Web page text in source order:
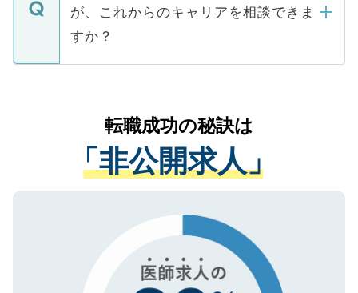
みを人材紹介会社に依頼するケースが増え
ています。
などで収集したご登録者様の個人情報は、
ご本人のキャリアアップおよび転職活動の
支援を目的に使用いたします。お預かりし
ているすべての個人データはご本人の許可
は、個人情報の取り扱いについての厳密な
管理基準を満たした事業者のみに付与され
る、プライバシーマークを取得済みです。
で、機密保持に関してもご安心ください。
が、これからのキャリアを相談できま
すか？
かがいして、現在の医療機関の状況や紹介
経験をまじえながら、適切なアドバイスを
させていただきます。すぐにご転職をされ
ない方には、長期的なサポートが可能です
ので、まずはご登録ください。
転職成功の秘訣は
「非公開求人」